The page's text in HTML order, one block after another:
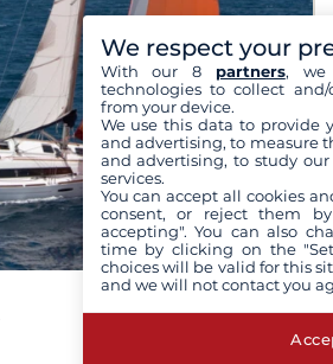
8,3 /10
We respect your
With our 8 partners, we
technologies to collect
from your device.
We use this data to provide
and advertising, to measure
and advertising, to study
services.
You can accept all cookies
consent, or reject them
accepting". You can also
time by clicking on the
choices will be valid for this
and we will not contact you